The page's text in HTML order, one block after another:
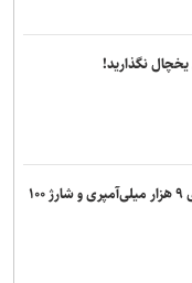
نگذارید!
آیکو نئو ۱۱S با باتری ۹ هزار میلی‌آمپری و شارژ ۱۰۰